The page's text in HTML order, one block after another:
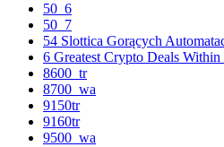
50_6
50_7
54 Slottica Gorących
6 Greatest Crypto Deals
8600_tr
8700_wa
9150tr
9160tr
9500_wa